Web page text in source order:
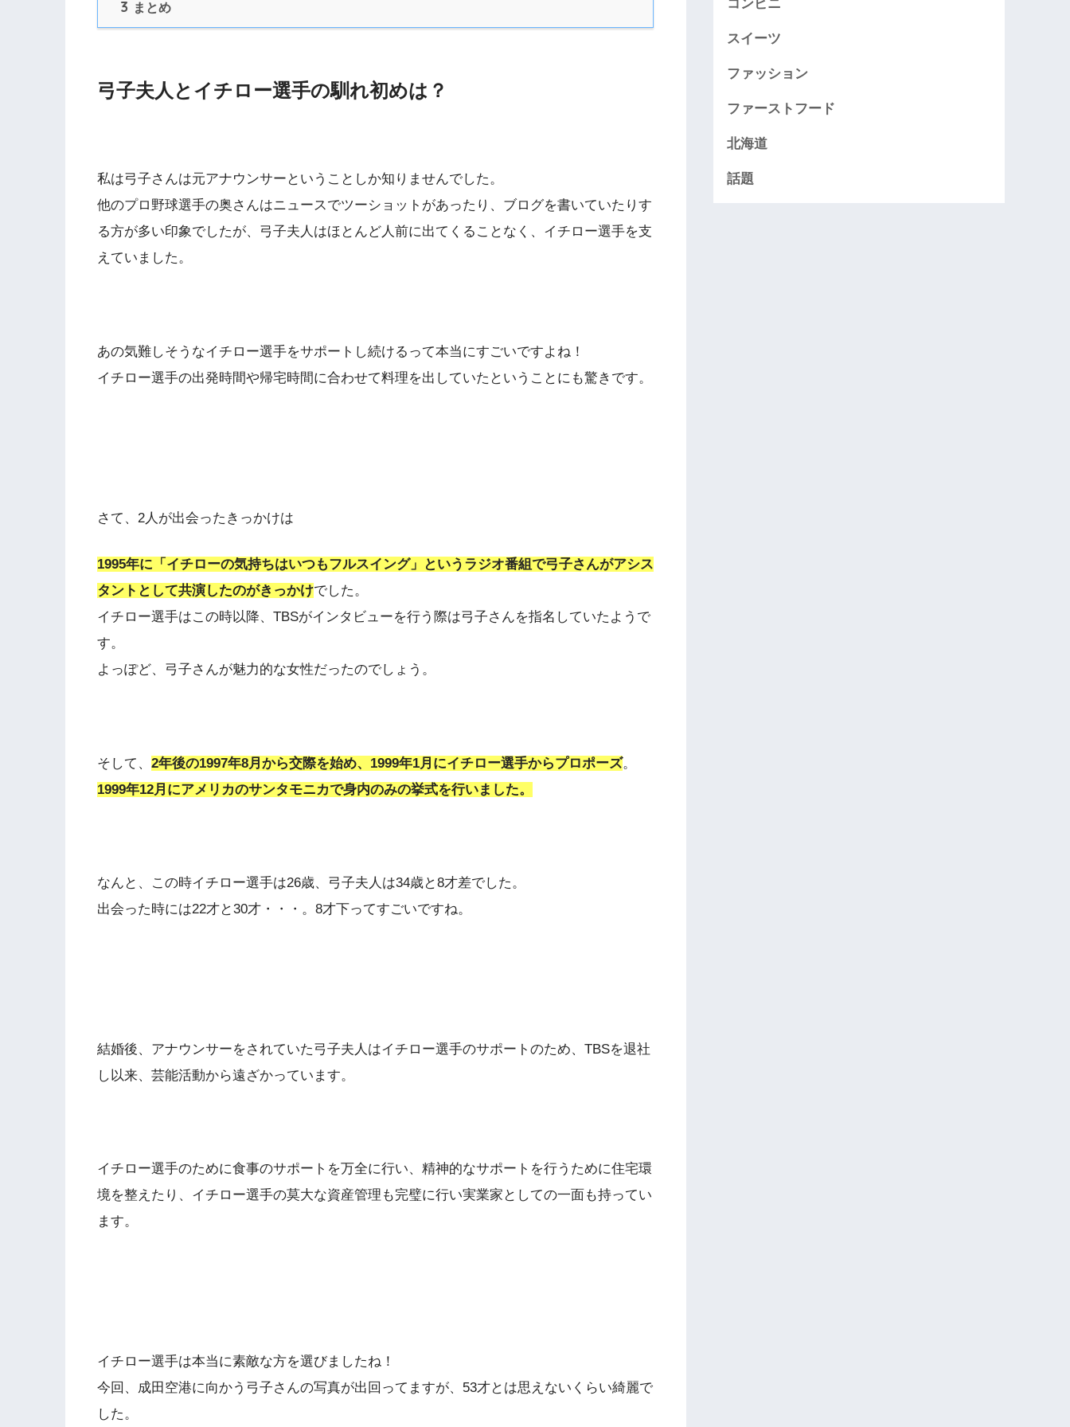
3 まとめ
弓子夫人とイチロー選手の馴れ初めは？
私は弓子さんは元アナウンサーということしか知りませんでした。
他のプロ野球選手の奥さんはニュースでツーショットがあったり、ブログを書いていたりす
る方が多い印象でしたが、弓子夫人はほとんど人前に出てくることなく、イチロー選手を支
えていました。
あの気難しそうなイチロー選手をサポートし続けるって本当にすごいですよね！
イチロー選手の出発時間や帰宅時間に合わせて料理を出していたということにも驚きです。
さて、2人が出会ったきっかけは
1995年に「イチローの気持ちはいつもフルスイング」というラジオ番組で弓子さんがアシス
タントとして共演したのがきっかけでした。
イチロー選手はこの時以降、TBSがインタビューを行う際は弓子さんを指名していたようで
す。
よっぽど、弓子さんが魅力的な女性だったのでしょう。
そして、 2年後の1997年8月から交際を始め、 1999年1月にイチロー選手からプロポーズ。
1999年12月にアメリカのサンタモニカで身内のみの挙式を行いました。
なんと、この時イチロー選手は26歳、弓子夫人は34歳と8才差でした。
出会った時には22才と30才・・・。8才下ってすごいですね。
結婚後、アナウンサーをされていた弓子夫人はイチロー選手のサポートのため、TBSを退社
し以来、芸能活動から遠ざかっています。
イチロー選手のために食事のサポートを万全に行い、精神的なサポートを行うために住宅環
境を整えたり、イチロー選手の莫大な資産管理も完璧に行い実業家としての一面も持ってい
ます。
イチロー選手は本当に素敵な方を選びましたね！
今回、成田空港に向かう弓子さんの写真が出回ってますが、53才とは思えないくらい綺麗で
した。
コンビニ
スイーツ
ファッション
ファーストフード
北海道
話題